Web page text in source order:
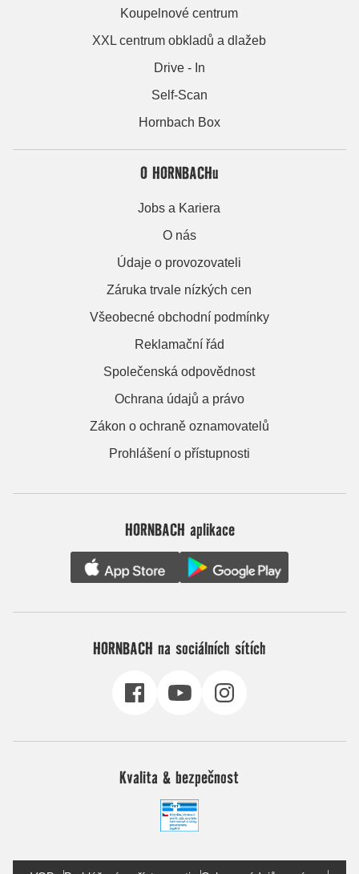
Koupelnové centrum
XXL centrum obkladů a dlažeb
Drive - In
Self-Scan
Hornbach Box
O HORNBACHu
Jobs a Kariera
O nás
Údaje o provozovateli
Záruka trvale nízkých cen
Všeobecné obchodní podmínky
Reklamační řád
Společenská odpovědnost
Ochrana údajů a právo
Zákon o ochraně oznamovatelů
Prohlášení o přístupnosti
HORNBACH aplikace
HORNBACH na sociálních sítích
Kvalita & bezpečnost